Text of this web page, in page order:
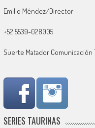
Emilio Méndez/Director
+52 5539-028005
Suerte Matador Comunicación
SERIES TAURINAS